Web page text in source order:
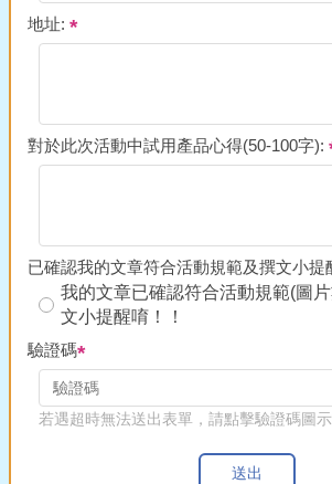
地址:
對於此次活動中試用產品心得(50-100字):
已確認我的文章符合活動規範及撰文小提
我的文章已確認符合活動規範(圖
文小提醒唷！！
驗證碼
若遇超時無法送出表單，請點擊驗證碼圖
送出